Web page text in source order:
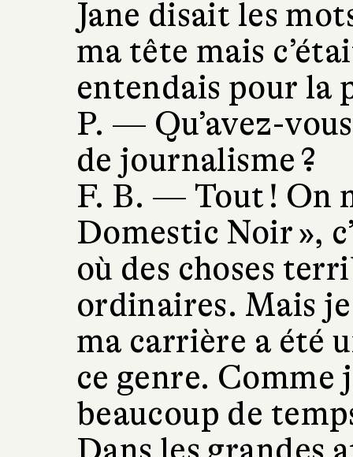
Jane disait les
ma tête mais
entendais pour la
P. — Qu’avez-
de journalisme ?
F. B. — Tout ! On
Domestic Noir »,
où des choses
ordinaires. Mais
ma carrière a été
ce genre. Comme
beaucoup de